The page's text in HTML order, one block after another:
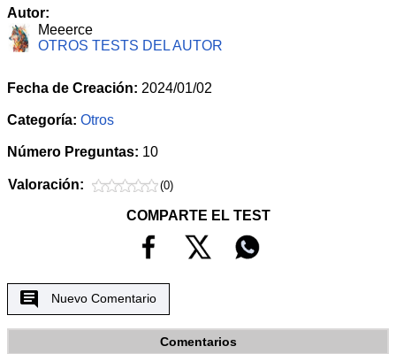
Autor:
Meeerce
OTROS TESTS DEL AUTOR
Fecha de Creación: 2024/01/02
Categoría: Otros
Número Preguntas: 10
Valoración: (0)
COMPARTE EL TEST
Nuevo Comentario
Comentarios